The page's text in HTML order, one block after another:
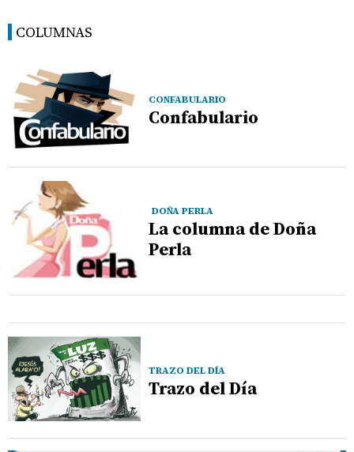
COLUMNAS
CONFABULARIO
Confabulario
DOÑA PERLA
La columna de Doña
Perla
TRAZO DEL DÍA
Trazo del Día